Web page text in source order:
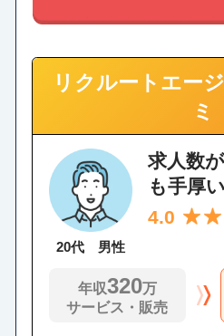
リクルートエー
ミ
20代 男性
求人数
も手厚
4.0
年収320万
サービス・販売